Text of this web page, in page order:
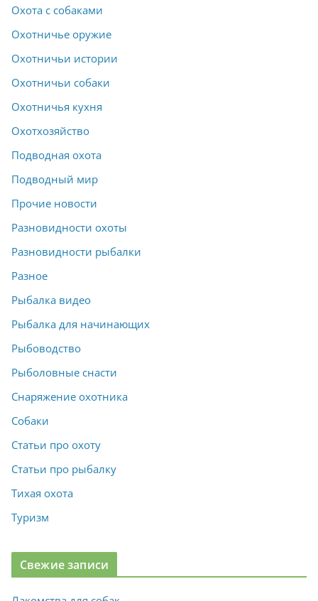
Охота с собаками
Охотничье оружие
Охотничьи истории
Охотничьи собаки
Охотничья кухня
Охотхозяйство
Подводная охота
Подводный мир
Прочие новости
Разновидности охоты
Разновидности рыбалки
Разное
Рыбалка видео
Рыбалка для начинающих
Рыбоводство
Рыболовные снасти
Снаряжение охотника
Собаки
Статьи про охоту
Статьи про рыбалку
Тихая охота
Туризм
Свежие записи